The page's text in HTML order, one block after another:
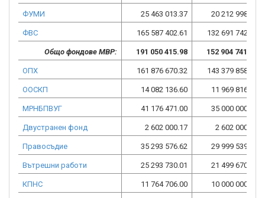
ФУМИ 25 463 013.37 20 212 998.91
ФВС 165 587 402.61 132 691 742.92
Общо фондове МВР: 191 050 415.98 152 904 741.83
ОПХ 161 876 670.32 143 379 858.19
ООСКП 14 082 136.60 11 969 816.17
МРНБПВУГ 41 176 471.00 35 000 000.00
Двустранен фонд 2 602 000.17 2 602 000.17
Правосъдие 35 293 576.62 29 999 539.83
Вътрешни работи 25 293 730.01 21 499 670.52
КПНС 11 764 706.00 10 000 000.00